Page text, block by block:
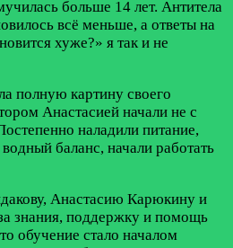
больше 14 лет. Антитела
всё меньше, а ответы на
хуже?» я так и не
полную картину своего
Анастасией начали не с
наладили питание,
баланс, начали работать
Анастасию Карюкину и
знания, поддержку и помощь
обучение стало началом